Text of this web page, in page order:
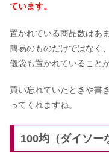
ています。
置かれている商品数はあ
簡易のものだけではなく
儀袋も置かれていること
買い忘れていたときや書
ってくれますね。
100均（ダイソー